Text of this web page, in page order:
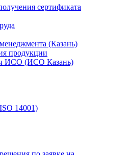
сертификата
(Казань)
продукции
ИСО (ИСО Казань)
14001)